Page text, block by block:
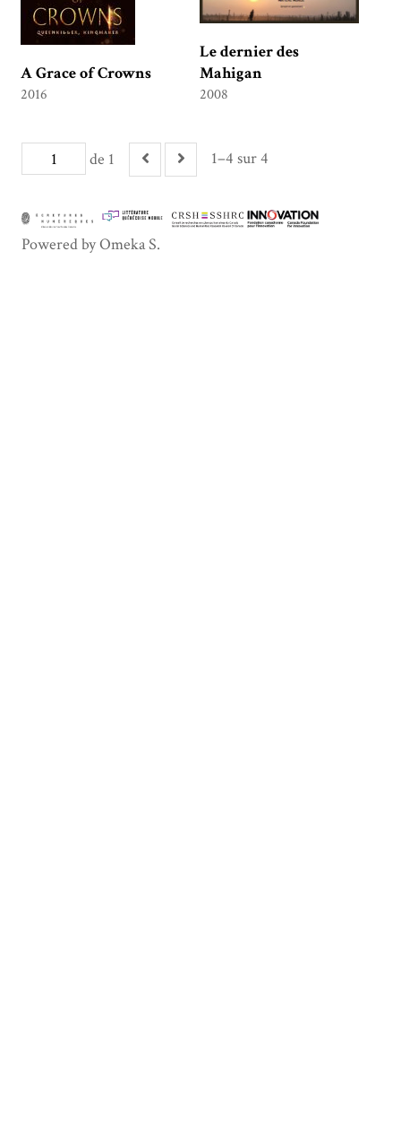
A Grace of Crowns
2016
Le dernier des
Mahigan
2008
de 1 1–4 sur 4
Powered by Omeka S.